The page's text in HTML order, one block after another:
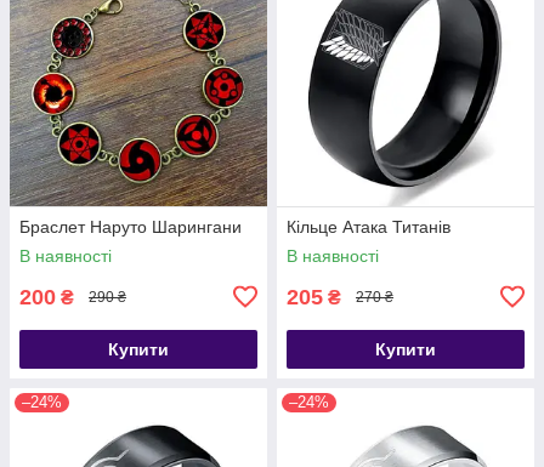
Браслет Наруто Шарингани
В наявності
200 ₴ 290 ₴
Купити
Кільце Атака Титанів
В наявності
205 ₴ 270 ₴
Купити
–24% –24%